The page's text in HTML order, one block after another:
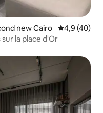
new Cairo Évaluation
4,9 (40)
la place d'Or